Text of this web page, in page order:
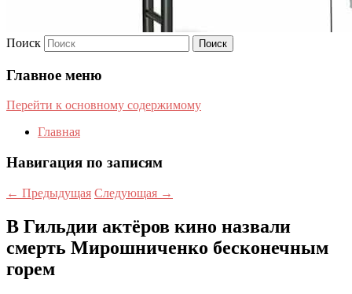
Поиск
Главное меню
Перейти к основному содержимому
Главная
Навигация по записям
← Предыдущая Следующая →
В Гильдии актёров кино назвали
смерть Мирошниченко бесконечным
горем